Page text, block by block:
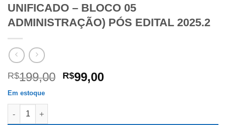
UNIFICADO – BLOCO 05
ADMINISTRAÇÃO) PÓS EDITAL 2025.2
R$199,00 O
R$99,00O
Em estoque
CNU (CONCURSO NACIONAL UNIFICADO - BLOCO 05